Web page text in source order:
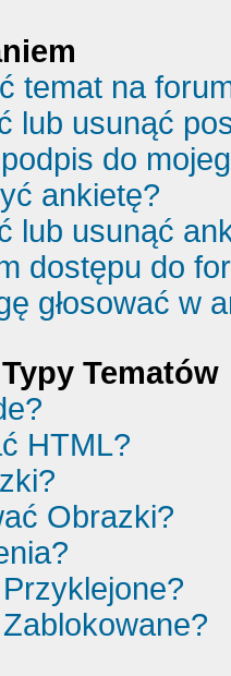
temat na
lub usunąć
do
ankietę?
lub usunąć
dostępu do
głosować w
Tematów
HTML?
Obrazki?